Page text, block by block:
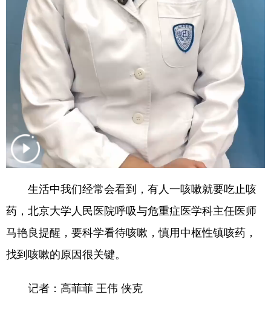
浙江 安徽 福建 江西
山东 河南 湖北
广东 广西 海南 重庆
四川 云南 西藏
陕西 甘肃 宁夏
新疆 内蒙古 黑龙江
多语种频道
English Español Français عربى
Русский язык 日本語 한국어
Deutsch Português
生活中我们经常会看到，有人一咳嗽就要吃止咳
药，北京大学人民医院呼吸与危重症医学科主任医师
马艳良提醒，要科学看待咳嗽，慎用中枢性镇咳药，
找到咳嗽的原因很关键。
记者：高菲菲 王伟 侠克